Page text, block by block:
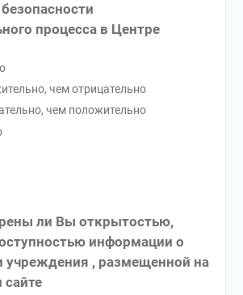
процесса в Центре
чем отрицательно
чем положительно
ли Вы открытостью,
информации о
учреждения , размещенной на